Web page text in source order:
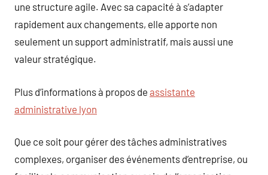
une structure agile. Avec sa capacité à s’adapter
rapidement aux changements, elle apporte non
seulement un support administratif, mais aussi une
valeur stratégique.
Plus d’informations à propos de assistante
administrative lyon
Que ce soit pour gérer des tâches administratives
complexes, organiser des événements d’entreprise, ou